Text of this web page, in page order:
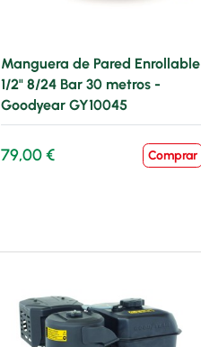
Manguera de Pared Enrollable
1/2" 8/24 Bar 30 metros -
Goodyear GY10045
79,00 € Comprar